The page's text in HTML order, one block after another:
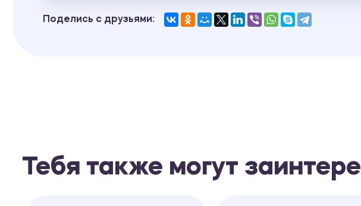
Поделись с друзьями:
Тебя также могут